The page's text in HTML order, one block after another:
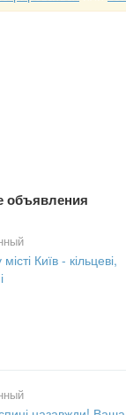
объявления
Київ - кільцеві,